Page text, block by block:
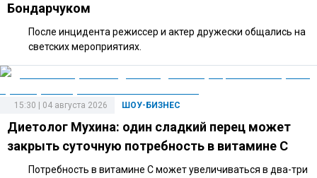
Бондарчуком
После инцидента режиссер и актер дружески общались на
светских мероприятиях.
ШОУ-БИЗНЕС
15:30 | 04 августа 2026
Диетолог Мухина: один сладкий перец может
закрыть суточную потребность в витамине C
Потребность в витамине C может увеличиваться в два-три